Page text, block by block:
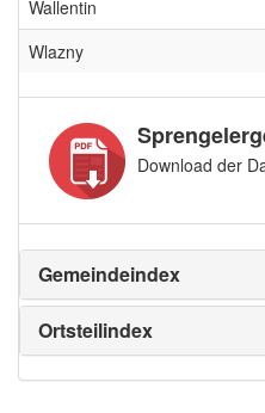
Wallentin
Wlazny
Download der
Gemeindeindex
Ortsteilindex